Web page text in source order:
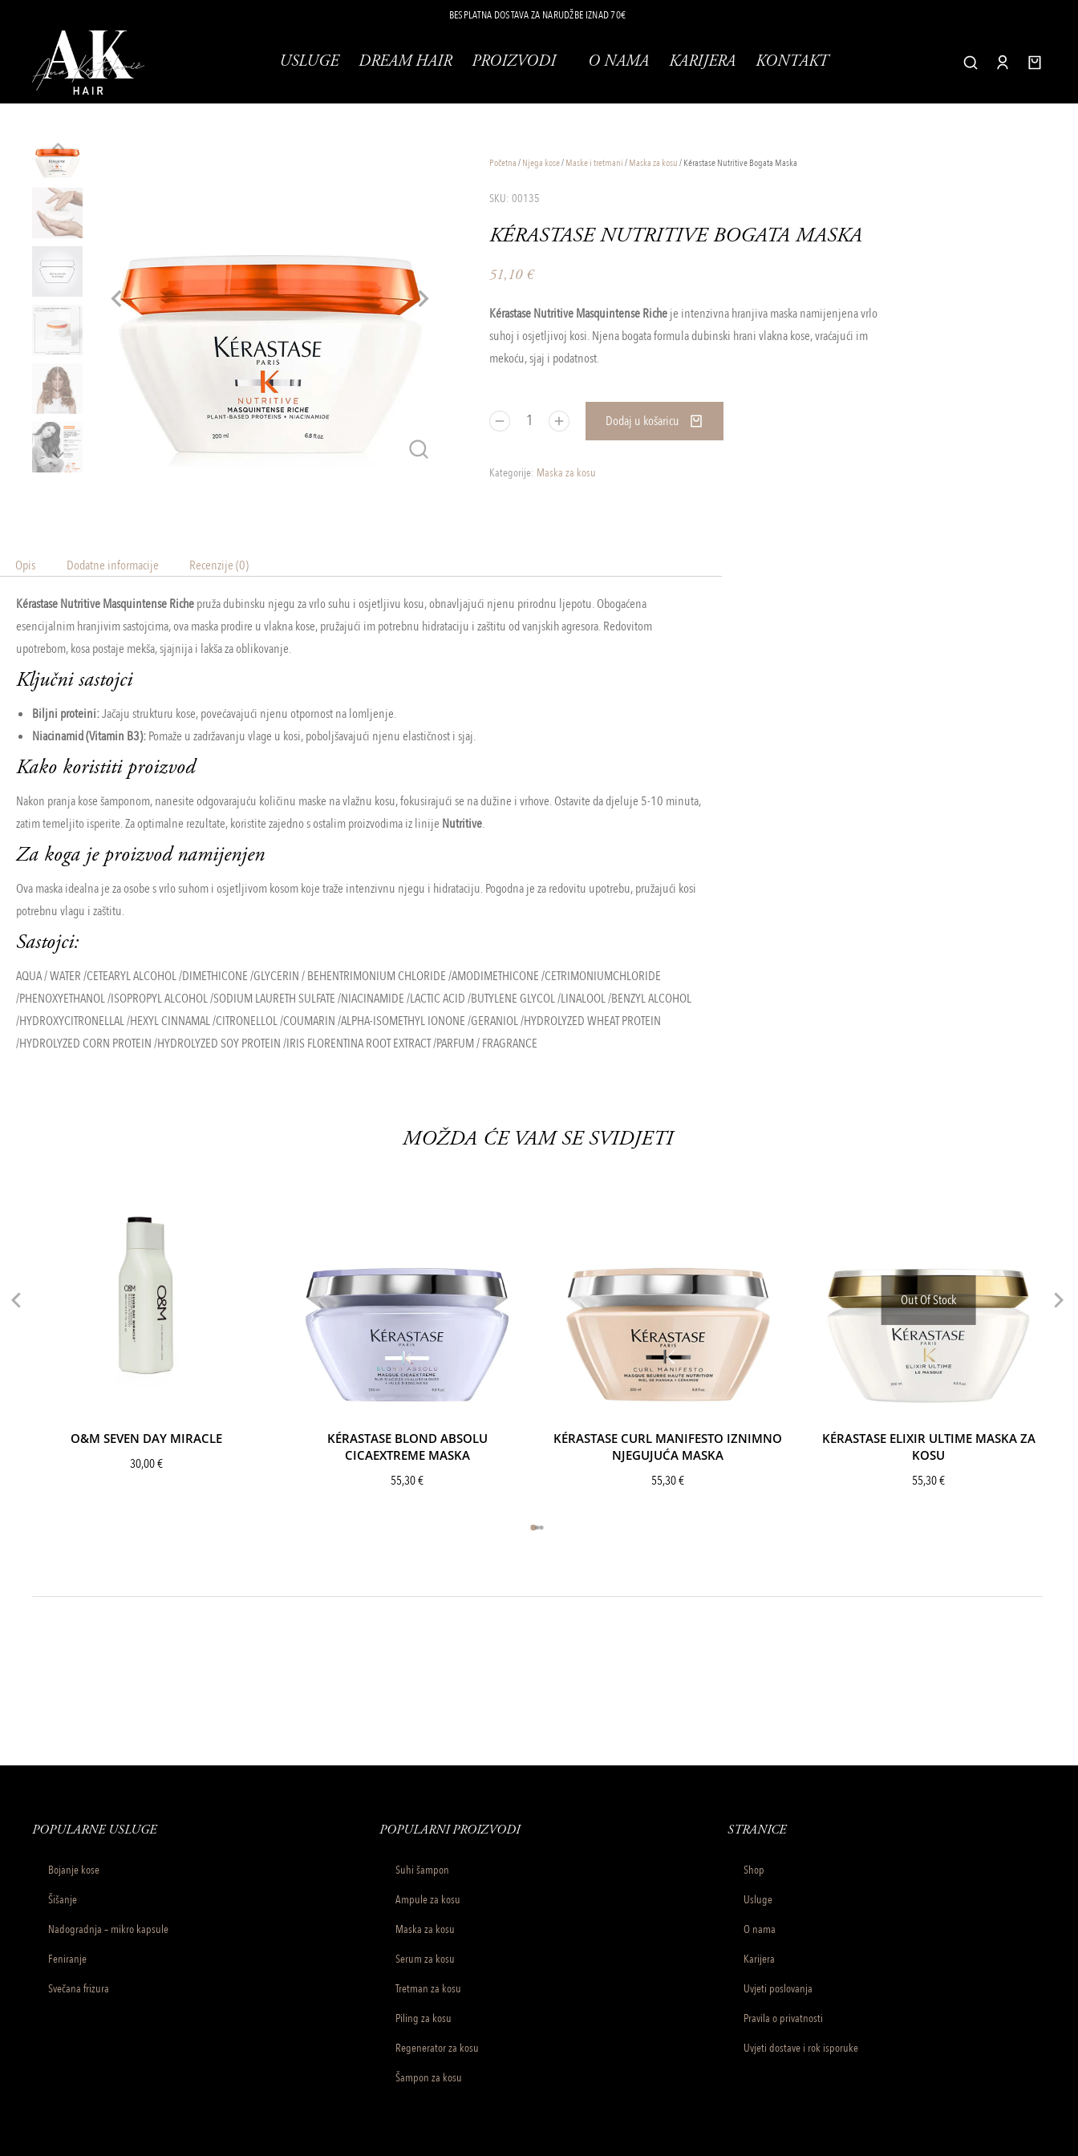
BESPLATNA DOSTAVA ZA NARUDŽBE IZNAD 70€
USLUGE DREAM HAIR PROIZVODI O NAMA KARIJERA KONTAKT
Početna/Njega kose/Maske i tretmani/Maska za kosu/ Kérastase Nutritive Bogata Maska
SKU: 00135
KÉRASTASE NUTRITIVE BOGATA MASKA
51,10 €
Kérastase Nutritive Masquintense Richeje intenzivna hranjiva maska namijenjena vrlo
suhoj i osjetljivoj kosi. Njena bogata formula dubinski hrani vlakna kose, vraćajući im
mekoću, sjaj i podatnost.
Dodaj u košaricu
Kategorije: Maska za kosu
Opis Dodatne informacije Recenzije (0)
Kérastase Nutritive Masquintense Richepruža dubinsku njegu za vrlo suhu i osjetljivu kosu, obnavljajući njenu prirodnu ljepotu. Obogaćena
esencijalnim hranjivim sastojcima, ova maska prodire u vlakna kose, pružajući im potrebnu hidrataciju i zaštitu od vanjskih agresora. Redovitom
upotrebom, kosa postaje mekša, sjajnija i lakša za oblikovanje.
Ključni sastojci
Biljni proteini:Jačaju strukturu kose, povećavajući njenu otpornost na lomljenje.
Niacinamid (Vitamin B3):Pomaže u zadržavanju vlage u kosi, poboljšavajući njenu elastičnost i sjaj.
Kako koristiti proizvod
Nakon pranja kose šamponom, nanesite odgovarajuću količinu maske na vlažnu kosu, fokusirajući se na dužine i vrhove. Ostavite da djeluje 5-10 minuta,
zatim temeljito isperite. Za optimalne rezultate, koristite zajedno s ostalim proizvodima iz linije Nutritive.
Za koga je proizvod namijenjen
Ova maska idealna je za osobe s vrlo suhom i osjetljivom kosom koje traže intenzivnu njegu i hidrataciju. Pogodna je za redovitu upotrebu, pružajući kosi
potrebnu vlagu i zaštitu.
Sastojci:
AQUA / WATER /CETEARYL ALCOHOL /DIMETHICONE /GLYCERIN / BEHENTRIMONIUM CHLORIDE /AMODIMETHICONE /CETRIMONIUMCHLORIDE
/PHENOXYETHANOL /ISOPROPYL ALCOHOL /SODIUM LAURETH SULFATE /NIACINAMIDE /LACTIC ACID /BUTYLENE GLYCOL /LINALOOL /BENZYL ALCOHOL
/HYDROXYCITRONELLAL /HEXYL CINNAMAL /CITRONELLOL /COUMARIN /ALPHA-ISOMETHYL IONONE /GERANIOL /HYDROLYZED WHEAT PROTEIN
/HYDROLYZED CORN PROTEIN /HYDROLYZED SOY PROTEIN /IRIS FLORENTINA ROOT EXTRACT /PARFUM / FRAGRANCE
MOŽDA ĆE VAM SE SVIDJETI
O&M SEVEN DAY MIRACLE
30,00€
KÉRASTASE BLOND ABSOLU
CICAEXTREME MASKA
55,30€
KÉRASTASE CURL MANIFESTO IZNIMNO
NJEGUJUĆA MASKA
55,30€
Out Of Stock
KÉRASTASE ELIXIR ULTIME MASKA ZA
KOSU
55,30€
POPULARNE USLUGE
Bojanje kose
Šišanje
Nadogradnja – mikro kapsule
Feniranje
Svečana frizura
POPULARNI PROIZVODI
Suhi šampon
Ampule za kosu
Maska za kosu
Serum za kosu
Tretman za kosu
Piling za kosu
Regenerator za kosu
Šampon za kosu
STRANICE
Shop
Usluge
O nama
Karijera
Uvjeti poslovanja
Pravila o privatnosti
Uvjeti dostave i rok isporuke